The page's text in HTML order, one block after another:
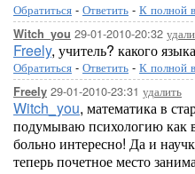
Обратиться - Ответить - К полной
Witch_you 29-01-2010-20:32
Freely, учитель? какого
Обратиться - Ответить - К полной
Freely 29-01-2010-23:31 удалить
Witch_you, математика в
подумываю психологию как
больно интересно! Да и
теперь почетное место